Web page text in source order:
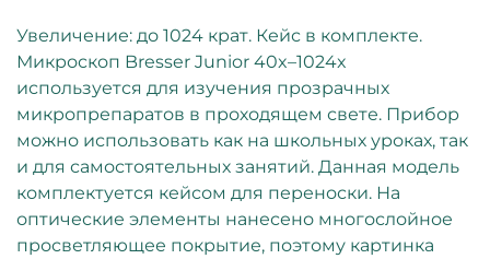
Увеличение: до 1024 крат. Кейс в комплекте.
Микроскоп Bresser Junior 40x–1024x
используется для изучения прозрачных
микропрепаратов в проходящем свете. Прибор
можно использовать как на школьных уроках, так
и для самостоятельных занятий. Данная модель
комплектуется кейсом для переноски. На
оптические элементы нанесено многослойное
просветляющее покрытие, поэтому картинка